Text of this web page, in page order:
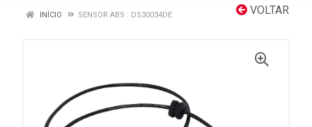
VOLTAR
INÍCIO SENSOR ABS : DS30034DE